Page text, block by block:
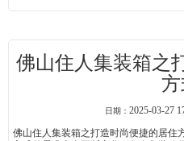
佛山住人集装箱之
日期： 2025-03-27
佛山住人集装箱之打造时尚便捷的居住